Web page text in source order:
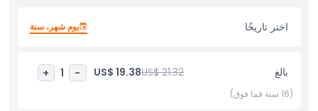
حمايتها.
بفهم أعمق للحيوانات وأهمية الحفظ. تقود الجولات موظفون ذوو خبرة
يشاركون معلومات شيّقة عن كل نوع والجهود المبذولة لحمايته. كما يجعل
الجو الطبيعي الهادئ للمحمية منها مكانًا مثالياً لعشاق الطبيعة للاستمتاع
اختر تاريخًا يوم شهر، سنة
بالغ US$ 21.32
US$ 19.38
-
1
+
(16 سنة فما فوق)